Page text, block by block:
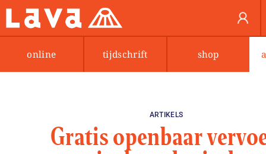
online tijdschrift shop
ARTIKELS
Gratis openbaar